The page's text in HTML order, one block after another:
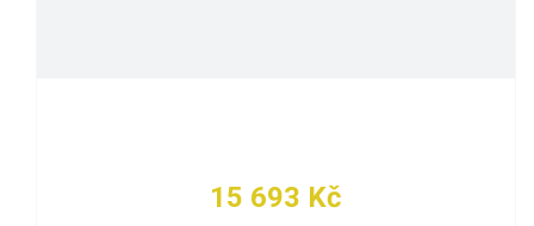
15 693 Kč